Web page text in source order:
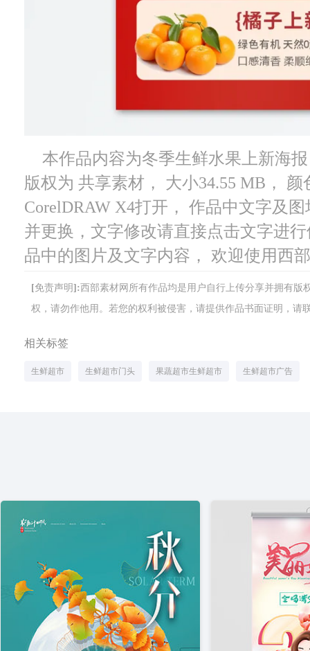
本作品内容为冬季生鲜水果上新海
版权为 共享素材， 大小34.55 MB，
CorelDRAW X4打开， 作品中文字及
并更换，文字修改请直接点击文字进
品中的图片及文字内容， 欢迎使用西
[免责声明]:西部素材网所有作品均是用户自行上传分享并拥有版
权，请勿作他用。若您的权利被侵害，请提供作品书面证明，请
相关标签
生鲜超市 生鲜超市门头 果蔬超市生鲜超市 生鲜超市广告